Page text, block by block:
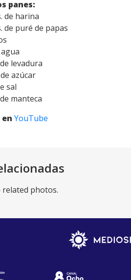
panes:
de harina
de puré de papas
levadura
azúcar
sal
manteca
YouTube
related photos.